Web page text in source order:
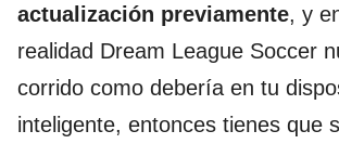
actualización previamente, y
realidad Dream League Soccer
corrido como debería en tu
inteligente, entonces tienes que